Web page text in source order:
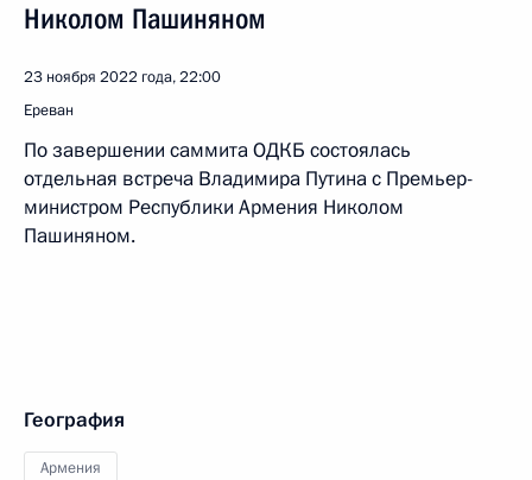
Николом Пашиняном
23 ноября 2022 года, 22:00
Ереван
По завершении саммита ОДКБ состоялась
отдельная встреча Владимира Путина с Премьер-
министром Республики Армения Николом
Пашиняном.
География
Армения